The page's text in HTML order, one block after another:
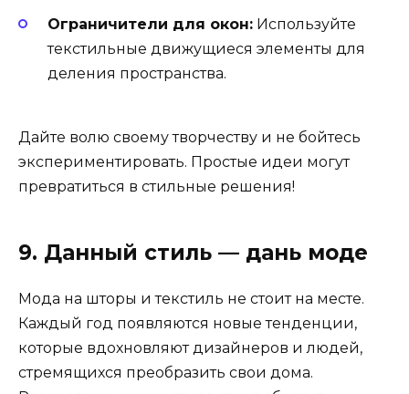
Ограничители для окон: Используйте
текстильные движущиеся элементы для
деления пространства.
Дайте волю своему творчеству и не бойтесь
экспериментировать. Простые идеи могут
превратиться в стильные решения!
9. Данный стиль — дань моде
Мода на шторы и текстиль не стоит на месте.
Каждый год появляются новые тенденции,
которые вдохновляют дизайнеров и людей,
стремящихся преобразить свои дома.